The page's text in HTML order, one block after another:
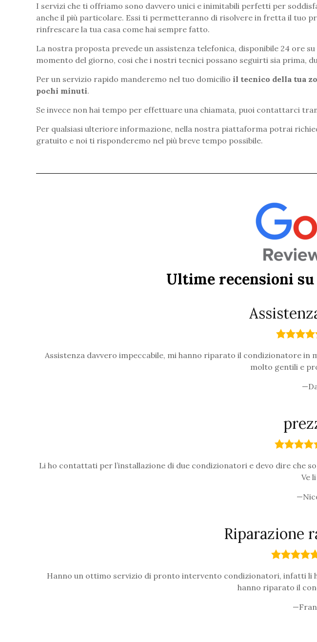
I servizi che ti offriamo sono davvero unici e inimitabili perfetti per
anche il più particolare. Essi ti permetteranno di risolvere in fretta il tuo
rinfrescare la tua casa come hai sempre fatto.
La nostra proposta prevede un assistenza telefonica, disponibile 24 ore
momento del giorno, cosi che i nostri tecnici possano seguirti sia prima,
Per un servizio rapido manderemo nel tuo domicilio il tecnico della tua
pochi minuti.
Se invece non hai tempo per effettuare una chiamata, puoi contattarci
Per qualsiasi ulteriore informazione, nella nostra piattaforma potrai
gratuito e noi ti risponderemo nel più breve tempo possibile.
Ultime recensioni
5,0
Assistenza davvero impeccabile, mi hanno riparato il condizionatore in
molto gentili e
5,0
Li ho contattati per l’installazione di due condizionatori e devo dire che
Ve
Riparazione
5,0
Hanno un ottimo servizio di pronto intervento condizionatori, infatti li
hanno riparato il